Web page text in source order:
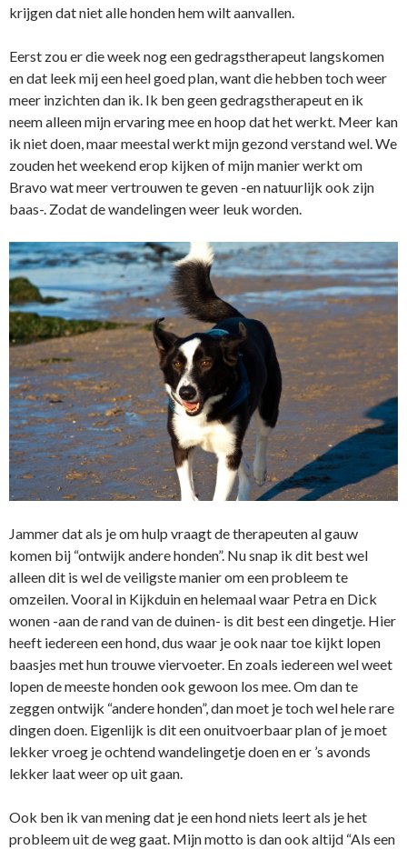
krijgen dat niet alle honden hem wilt aanvallen.
Eerst zou er die week nog een gedragstherapeut langskomen
en dat leek mij een heel goed plan, want die hebben toch weer
meer inzichten dan ik. Ik ben geen gedragstherapeut en ik
neem alleen mijn ervaring mee en hoop dat het werkt. Meer kan
ik niet doen, maar meestal werkt mijn gezond verstand wel. We
zouden het weekend erop kijken of mijn manier werkt om
Bravo wat meer vertrouwen te geven -en natuurlijk ook zijn
baas-. Zodat de wandelingen weer leuk worden.
Jammer dat als je om hulp vraagt de therapeuten al gauw
komen bij “ontwijk andere honden”. Nu snap ik dit best wel
alleen dit is wel de veiligste manier om een probleem te
omzeilen. Vooral in Kijkduin en helemaal waar Petra en Dick
wonen -aan de rand van de duinen- is dit best een dingetje. Hier
heeft iedereen een hond, dus waar je ook naar toe kijkt lopen
baasjes met hun trouwe viervoeter. En zoals iedereen wel weet
lopen de meeste honden ook gewoon los mee. Om dan te
zeggen ontwijk “andere honden”, dan moet je toch wel hele rare
dingen doen. Eigenlijk is dit een onuitvoerbaar plan of je moet
lekker vroeg je ochtend wandelingetje doen en er ’s avonds
lekker laat weer op uit gaan.
Ook ben ik van mening dat je een hond niets leert als je het
probleem uit de weg gaat. Mijn motto is dan ook altijd “Als een